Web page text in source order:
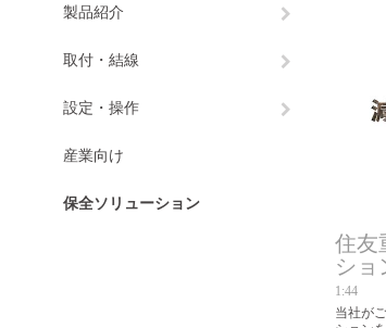
ズ製品紹介
取付・結線
設定・操作
産業向け
保全ソリューション
住友
ショ
1:44
当社が